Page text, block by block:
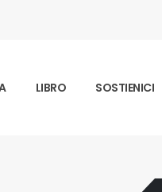
LIBRO SOSTIENICI